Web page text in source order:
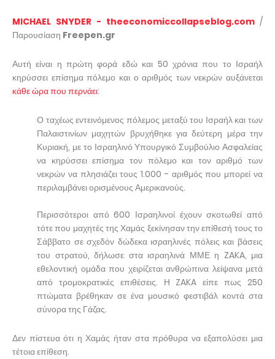
MICHAEL SNYDER - theeconomiccollapseblog.com /
Παρουσίαση Freepen.gr
Αυτή είναι η πρώτη φορά εδώ και 50 χρόνια που το Ισραήλ
κηρύσσει επίσημα πόλεμο και ο αριθμός των νεκρών αυξάνεται
κάθε ώρα που περνάει:
Ο ταχέως εντεινόμενος πόλεμος μεταξύ του Ισραήλ και των
Παλαιστινίων μαχητών βρυχήθηκε για δεύτερη μέρα την
Κυριακή, με το Ισραηλινό Υπουργικό Συμβούλιο Ασφαλείας
να κηρύσσει επίσημα τον πόλεμο και τον αριθμό των
νεκρών να πλησιάζει τους 1.000 - αριθμός που μπορεί να
περιλαμβάνει ορισμένους Αμερικανούς.
Περισσότεροι από 600 Ισραηλινοί έχουν σκοτωθεί από
τότε που μαχητές της Χαμάς ξεκίνησαν την επίθεσή τους το
Σάββατο σε σχεδόν δώδεκα ισραηλινές πόλεις και βάσεις
του στρατού, δήλωσε στα ισραηλινά ΜΜΕ η ZAKA, μια
εθελοντική ομάδα που χειρίζεται ανθρώπινα λείψανα μετά
από τρομοκρατικές επιθέσεις. Η ZAKA είπε πως 250
πτώματα βρέθηκαν σε ένα μουσικό φεστιβάλ κοντά στα
σύνορα της Γάζας.
Δεν πίστευα ότι η Χαμάς ήταν στα πρόθυρα να εξαπολύσει μια
τέτοια επίθεση.